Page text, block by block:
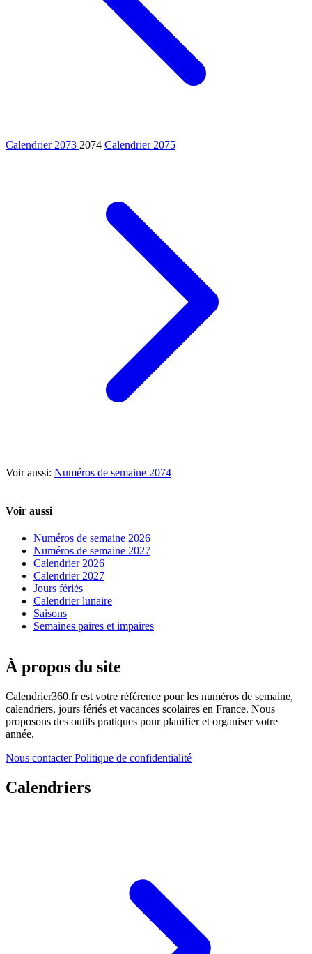
Calendrier 2073 2074 Calendrier 2075
Voir aussi: Numéros de semaine 2074
Voir aussi
Numéros de semaine 2026
Numéros de semaine 2027
Calendrier 2026
Calendrier 2027
Jours fériés
Calendrier lunaire
Saisons
Semaines paires et impaires
À propos du site
Calendrier360.fr est votre référence pour les numéros de semaine,
calendriers, jours fériés et vacances scolaires en France. Nous
proposons des outils pratiques pour planifier et organiser votre
année.
Nous contacterPolitique de confidentialité
Calendriers